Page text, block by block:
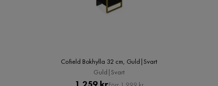
Cofield Bokhylla 32 cm, Guld|Svart
Guld|Svart
Pris
Original